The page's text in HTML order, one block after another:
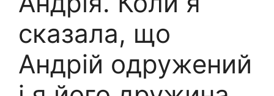
сказала, що
Андрій одружений